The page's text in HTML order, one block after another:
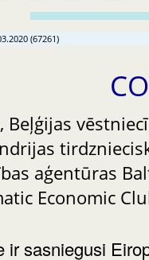
(67261)
Beļģijas
aģentūras
Economic